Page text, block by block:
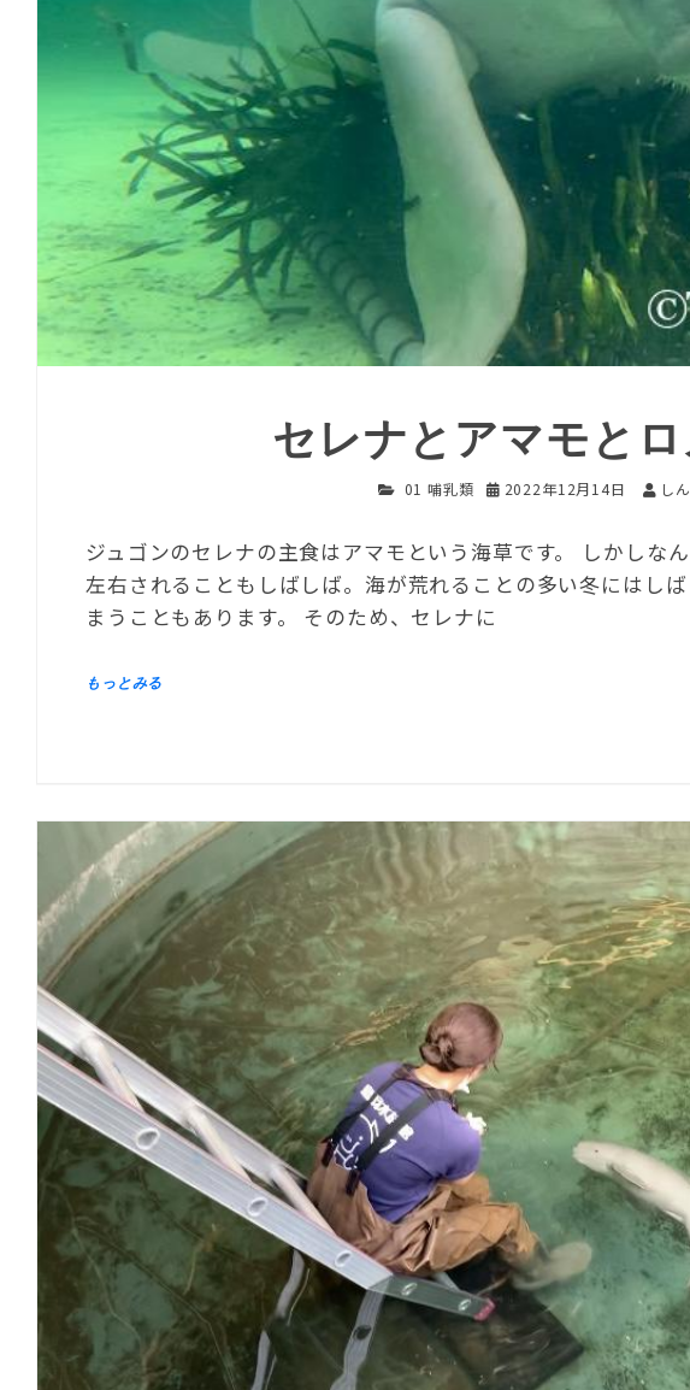
セレナとアマモと
01 哺乳類 2022年12月14日 し
ジュゴンのセレナの主食はアマモという海草です。 しかしな
左右されることもしばしば。海が荒れることの多い冬にはし
まうこともあります。 そのため、セレナに